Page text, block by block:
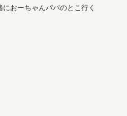
おーちゃんパパのとこ行く